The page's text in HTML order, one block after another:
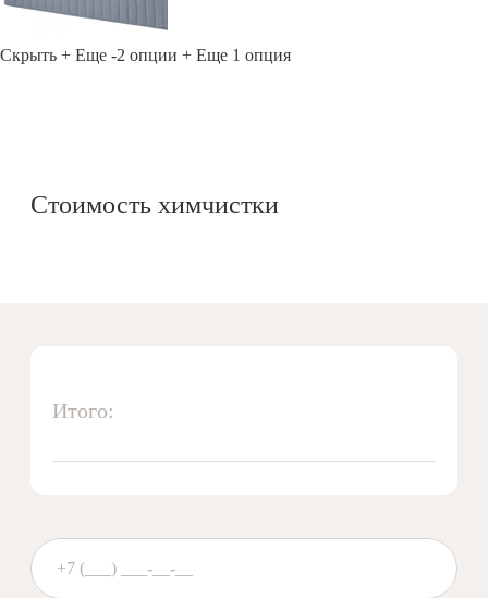
Скрыть + Еще -2 опции + Еще 1 опция
Стоимость химчистки
Итого: